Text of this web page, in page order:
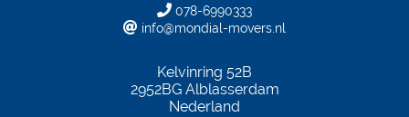
078-6990333
info@mondial-movers.nl
Kelvinring 52B
2952BGAlblasserdam
Nederland